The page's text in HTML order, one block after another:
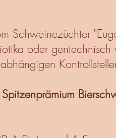
Schweinezüchter
oder